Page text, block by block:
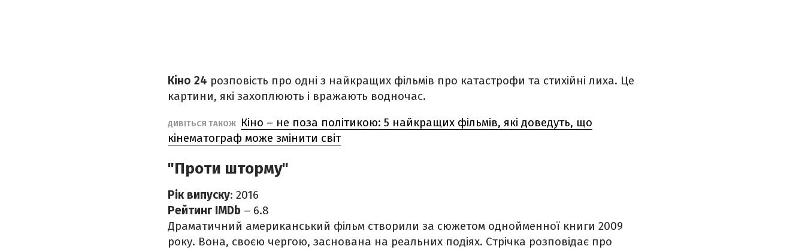
Кіно 24 розповість про одні з найкращих фільмів про катастрофи та стихійні лиха. Це
картини, які захоплюють і вражають водночас.
ДИВІТЬСЯ ТАКОЖ
Кіно – не поза політикою: 5 найкращих фільмів, які доведуть, що
кінематограф може змінити світ
"Проти шторму"
Рік випуску: 2016
Рейтинг IMDb – 6.8
Драматичний американський фільм створили за сюжетом однойменної книги 2009
року. Вона, своєю чергою, заснована на реальних подіях. Стрічка розповідає про